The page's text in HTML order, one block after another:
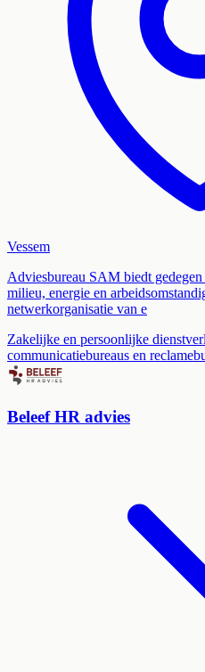
Vessem
Adviesbureau SAM biedt
milieu, energie en
netwerkorganisatie van e
Zakelijke en persoonlijke
communicatiebureaus en
Beleef HR advies